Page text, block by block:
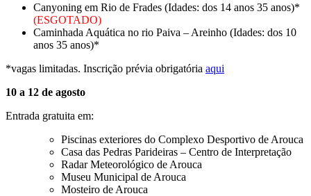
Canyoning em Rio de Frades (Idades: dos 14 anos 35 anos)*
(ESGOTADO)
Caminhada Aquática no rio Paiva – Areinho (Idades: dos 10
anos 35 anos)*
*vagas limitadas. Inscrição prévia obrigatória aqui
10 a 12 de agosto
Entrada gratuita em:
Piscinas exteriores do Complexo Desportivo de Arouca
Casa das Pedras Parideiras – Centro de Interpretação
Radar Meteorológico de Arouca
Museu Municipal de Arouca
Mosteiro de Arouca